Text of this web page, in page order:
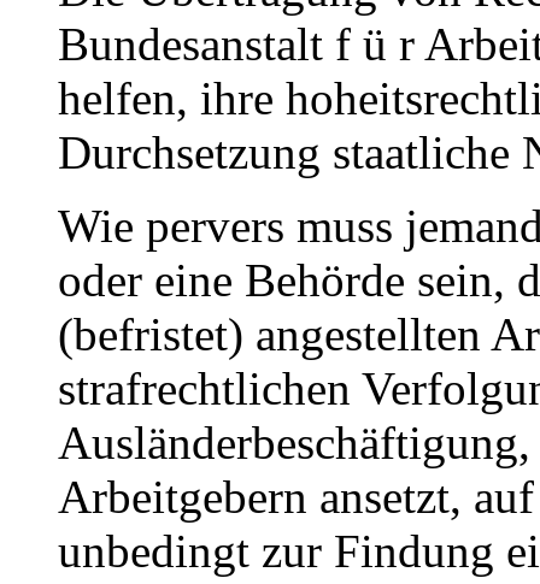
Bundesanstalt f ü r
helfen, ihre
Durchsetzung staatliche
Wie pervers muss
oder eine Behörde sein,
(befristet) angestellten
strafrechtlichen
Arbeitgebern ansetzt,
unbedingt zur Findung